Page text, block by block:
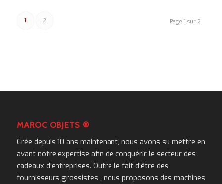
Page 1 sur 2
1 2
MAROC OBJETS ®
Crée depuis 10 ans maintenant, nous avons su mettre en
avant notre expertise afin de conquérir le secteur des
cadeaux d’entreprises. Outre le fait d’être des
fournisseurs grossistes , nous proposons des machines